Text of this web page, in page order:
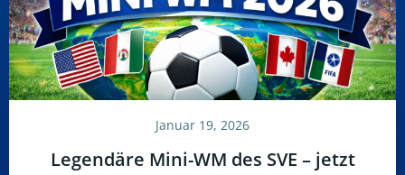
Januar 19, 2026
Legendäre Mini-WM des SVE – jetzt